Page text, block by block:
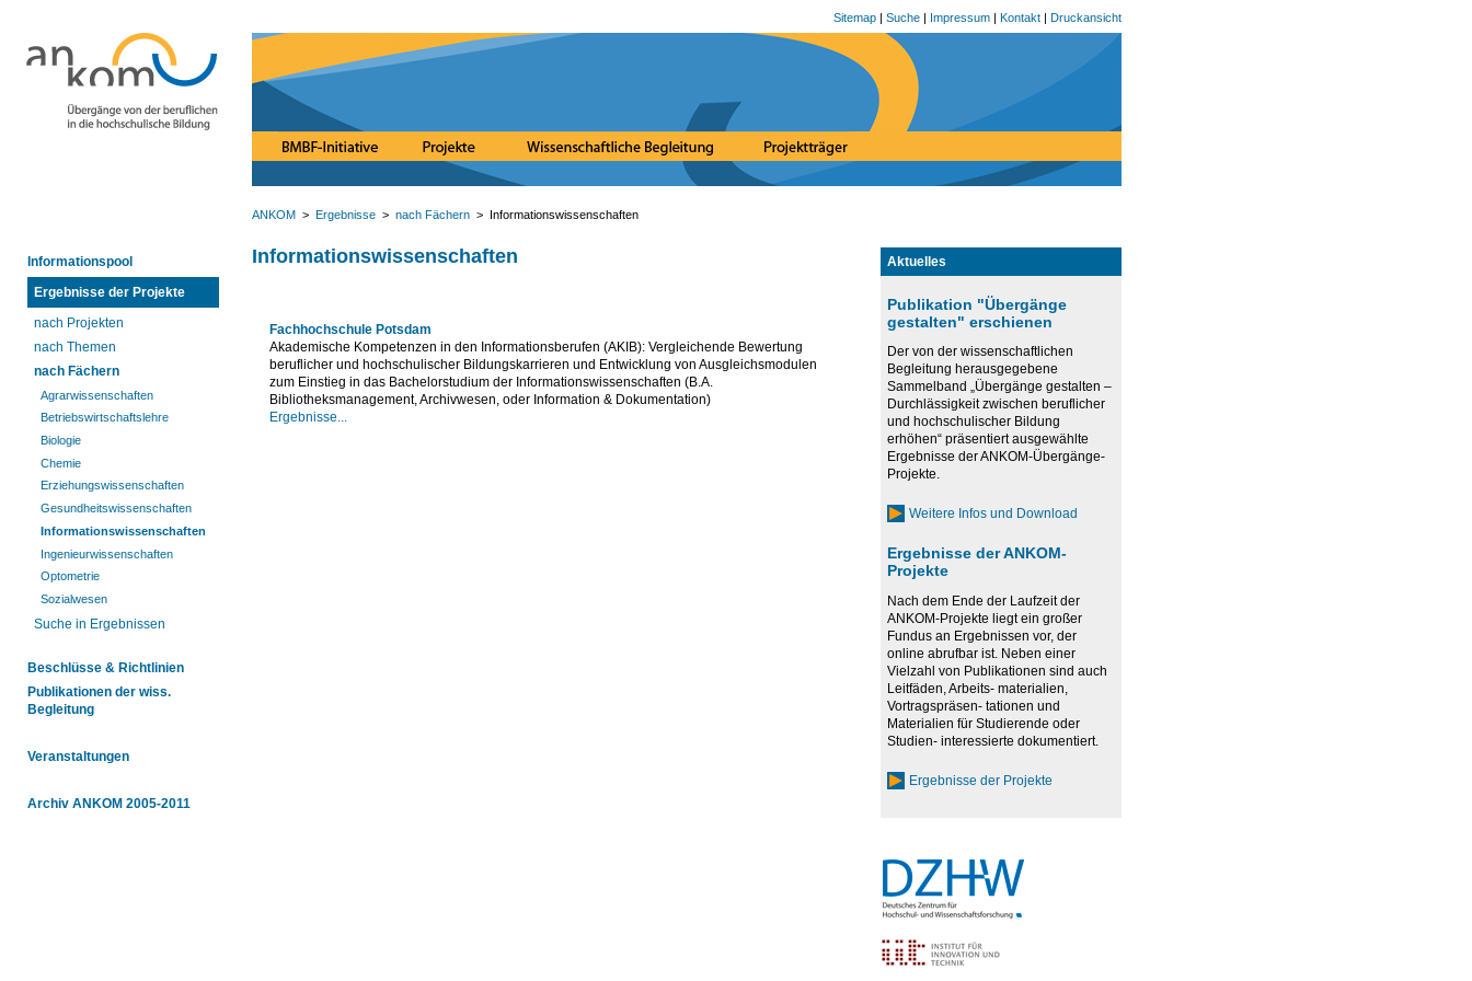
Sitemap | Suche | Impressum | Kontakt | Druckansicht
Informationspool
Ergebnisse der Projekte
nach Projekten
nach Themen
nach Fächern
Agrarwissenschaften
Betriebswirtschaftslehre
Biologie
Chemie
Erziehungswissenschaften
Gesundheitswissenschaften
Informationswissenschaften
Ingenieurwissenschaften
Optometrie
Sozialwesen
Suche in Ergebnissen
Beschlüsse & Richtlinien
Publikationen der wiss.
Begleitung
Veranstaltungen
Archiv ANKOM 2005-2011
ANKOM > Ergebnisse > nach Fächern > Informationswissenschaften
Informationswissenschaften
Fachhochschule Potsdam
Akademische Kompetenzen in den Informationsberufen (AKIB): Vergleichende Bewertung
beruflicher und hochschulischer Bildungskarrieren und Entwicklung von Ausgleichsmodulen
zum Einstieg in das Bachelorstudium der Informationswissenschaften (B.A.
Bibliotheksmanagement, Archivwesen, oder Information & Dokumentation)
Ergebnisse...
Aktuelles
Publikation "Übergänge
gestalten" erschienen
Der von der wissenschaftlichen
Begleitung herausgegebene
Sammelband „Übergänge gestalten –
Durchlässigkeit zwischen beruflicher
und hochschulischer Bildung
erhöhen“ präsentiert ausgewählte
Ergebnisse der ANKOM-Übergänge-
Projekte.
Weitere Infos und Download
Ergebnisse der ANKOM-
Projekte
Nach dem Ende der Laufzeit der
ANKOM-Projekte liegt ein großer
Fundus an Ergebnissen vor, der
online abrufbar ist. Neben einer
Vielzahl von Publikationen sind auch
Leitfäden, Arbeits- materialien,
Vortragspräsen- tationen und
Materialien für Studierende oder
Studien- interessierte dokumentiert.
Ergebnisse der Projekte